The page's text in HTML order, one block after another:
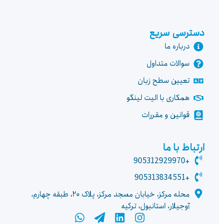
دسترسی سریع
درباره ما
سوالات متداول
تعیین سطح زبان
همکاری با الیت لینگو
قوانین و مقررات
ارتباط با ما
+905312929970
+905313834551
محله مرکز، خیابان مسجد مرکز، پلاک ۲۰، طبقه چهارم،
آوجیلار، استانبول، ترکیه